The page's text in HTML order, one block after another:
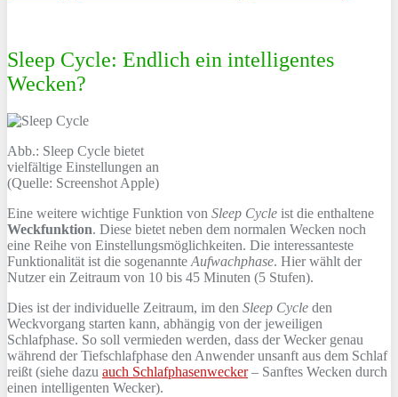
Sleep Cycle: Endlich ein intelligentes
Wecken?
Abb.: Sleep Cycle bietet
vielfältige Einstellungen an
(Quelle: Screenshot Apple)
Eine weitere wichtige Funktion von Sleep Cycle ist die enthaltene
Weckfunktion. Diese bietet neben dem normalen Wecken noch
eine Reihe von Einstellungsmöglichkeiten. Die interessanteste
Funktionalität ist die sogenannteAufwachphase. Hier wählt der
Nutzer ein Zeitraum von 10 bis 45 Minuten (5 Stufen).
Dies ist der individuelle Zeitraum, im den Sleep Cycle den
Weckvorgang starten kann, abhängig von der jeweiligen
Schlafphase. So soll vermieden werden, dass der Wecker genau
während der Tiefschlafphase den Anwender unsanft aus dem Schlaf
reißt (siehe dazu auch Schlafphasenwecker– Sanftes Wecken durch
einen intelligenten Wecker).